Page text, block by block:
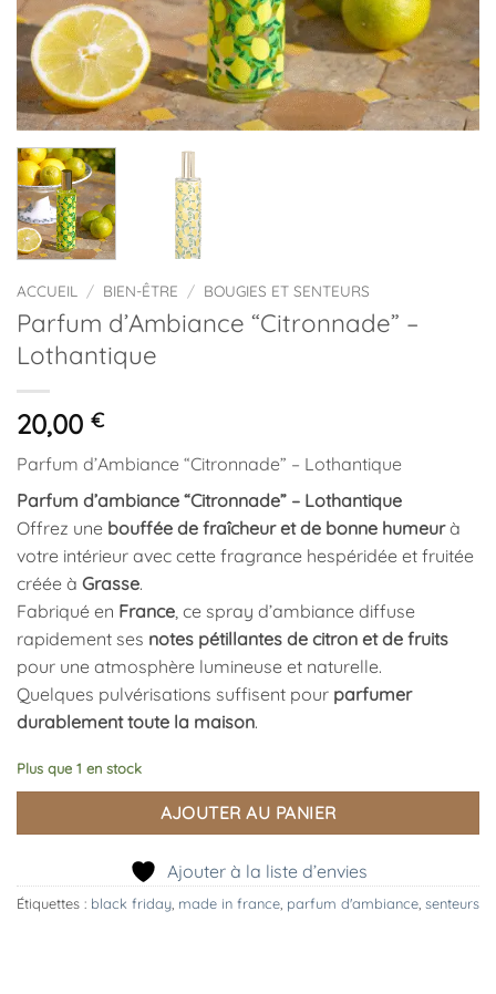
ACCUEIL / BIEN-ÊTRE / BOUGIES ET SENTEURS
Parfum d’Ambiance “Citronnade” –
Lothantique
20,00 €
Parfum d’Ambiance “Citronnade” – Lothantique
Parfum d’ambiance “Citronnade” – Lothantique
Offrez une bouffée de fraîcheur et de bonne humeurà
votre intérieur avec cette fragrance hespéridée et fruitée
créée à Grasse.
Fabriqué en France, ce spray d’ambiance diffuse
rapidement ses notes pétillantes de citron et de fruits
pour une atmosphère lumineuse et naturelle.
Quelques pulvérisations suffisent pour parfumer
durablement toute la maison.
Plus que 1 en stock
AJOUTER AU PANIER
Ajouter à la liste d’envies
Étiquettes : black friday made in france parfum d'ambiance senteurs